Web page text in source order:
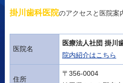
掛川歯科医院のアクセスと医院案
医院名
医療法人社団 掛川
院内紹介はこちら
住所
〒356-0004